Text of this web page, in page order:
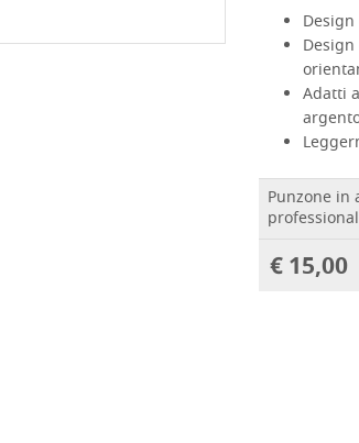
Adatti
Punzone in
€ 15,00